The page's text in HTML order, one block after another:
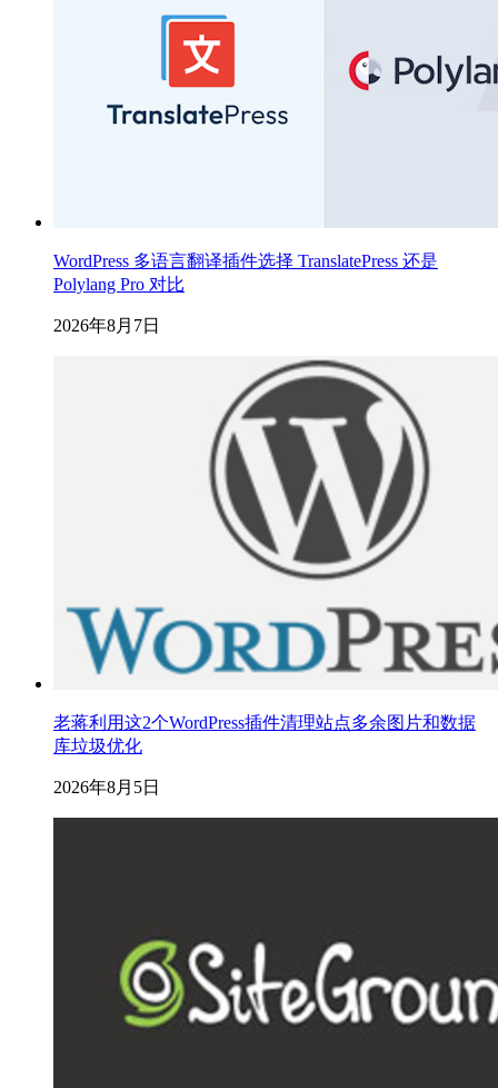
WordPress 多语言翻译插件选择 TranslatePress 还是
Polylang Pro 对比
2026年8月7日
老蒋利用这2个WordPress插件清理站点多余图片和数据
库垃圾优化
2026年8月5日